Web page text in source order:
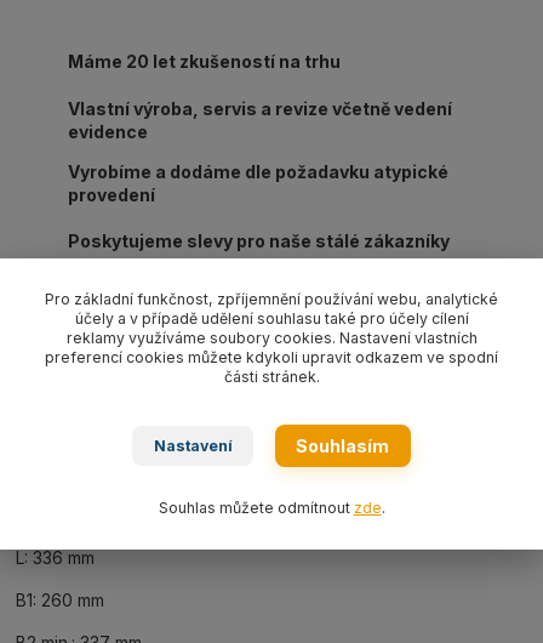
Máme 20 let zkušeností na trhu
Vlastní výroba, servis a revize včetně vedení
evidence
Vyrobíme a dodáme dle požadavku atypické
provedení
Poskytujeme slevy pro naše stálé zákazníky
Napínací ráčna CRSGX10 s vidlicemi - 8000 daN G10, hmotnost
L: 336 mm
B1: 260 mm
Pro základní funkčnost, zpříjemnění používání webu, analytické
účely a v případě udělení souhlasu také pro účely cílení
reklamy využíváme soubory cookies. Nastavení vlastních
preferencí cookies můžete kdykoli upravit odkazem ve spodní
části stránek.
Nastavení Souhlasím
Souhlas můžete odmítnout zde.